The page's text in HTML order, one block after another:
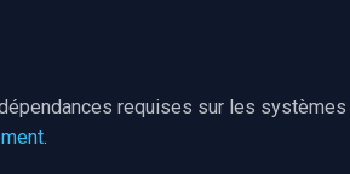
requises sur les systèmes
.